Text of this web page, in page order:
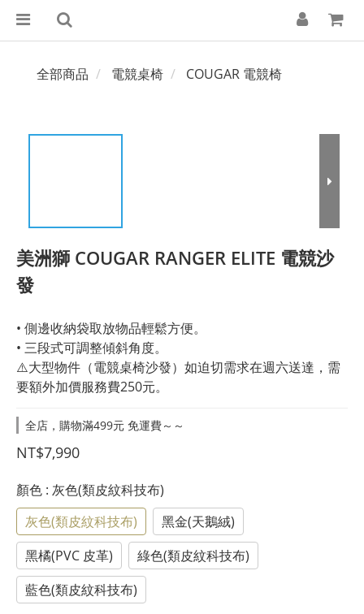
全部商品 電競桌椅 COUGAR 電競椅
美洲獅 COUGAR RANGER ELITE 電競沙
發
• 側邊收納袋取放物品輕鬆方便。
• 三段式可調整傾斜角度。
⚠️大型物件（電競桌椅沙發）如迫切需求在週六送達，需
要額外加價服務費250元。
全店，購物滿499元 免運費～～
NT$7,990
顏色 : 灰色(類皮紋科技布)
灰色(類皮紋科技布)
黑金(天鵝絨)
黑橘(PVC 皮革)
綠色(類皮紋科技布)
藍色(類皮紋科技布)